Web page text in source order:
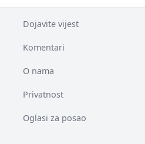
Dojavite vijest
Komentari
O nama
Privatnost
Oglasi za posao